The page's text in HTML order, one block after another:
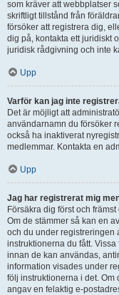
som kräver att webbplatser
skriftligt tillstånd från
försöker att registrera dig,
dig på, kontakta ett juridiskt
juridisk rådgivning och inte
Upp
Varför kan jag inte
Det är möjligt att
användarnamn du försöker
också ha inaktiverat
medlemmar. Kontakta en
Upp
Jag har registrerat mig
Försäkra dig först och
Om de stämmer så kan en
och du under registreringen
instruktionerna du fått.
innan de kan användas,
information visades under
följ instruktionerna i det. Om
angav en felaktig e-